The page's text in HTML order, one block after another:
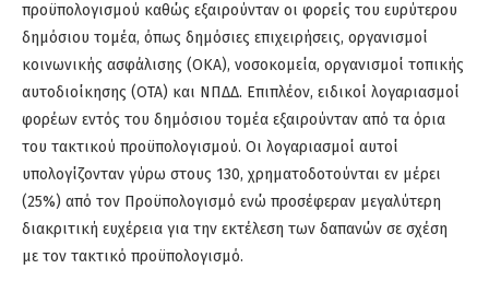
προϋπολογισμού καθώς εξαιρούνταν οι φορείς του ευρύτερου
δημόσιου τομέα, όπως δημόσιες επιχειρήσεις, οργανισμοί
κοινωνικής ασφάλισης (ΟΚΑ), νοσοκομεία, οργανισμοί τοπικής
αυτοδιοίκησης (ΟΤΑ) και ΝΠΔΔ. Επιπλέον, ειδικοί λογαριασμοί
φορέων εντός του δημόσιου τομέα εξαιρούνταν από τα όρια
του τακτικού προϋπολογισμού. Οι λογαριασμοί αυτοί
υπολογίζονταν γύρω στους 130, χρηματοδοτούνται εν μέρει
(25%) από τον Προϋπολογισμό ενώ προσέφεραν μεγαλύτερη
διακριτική ευχέρεια για την εκτέλεση των δαπανών σε σχέση
με τον τακτικό προϋπολογισμό.